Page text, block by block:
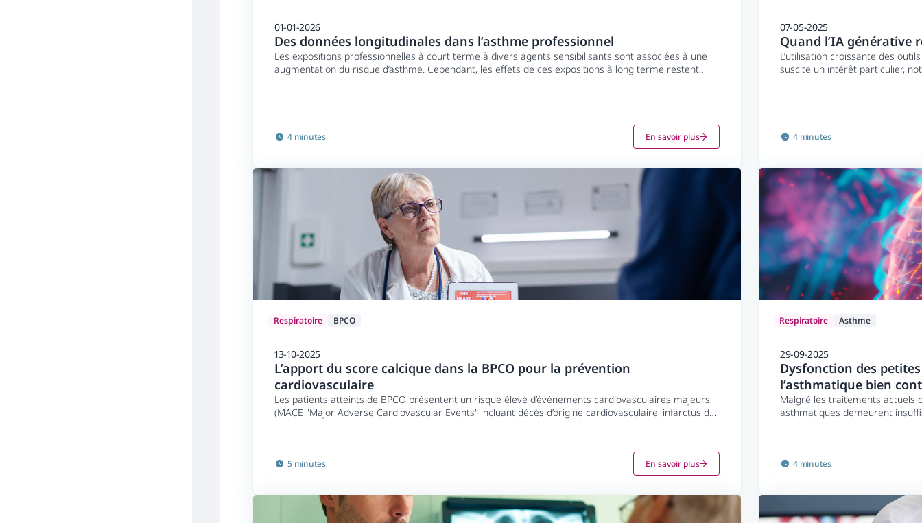
01-01-2026
Des données longitudinales dans l’asthme professionnel
Les expositions professionnelles à court terme à divers agents sensibilisants sont associées à une
augmentation du risque d’asthme. Cependant, les effets de ces expositions à long terme restent
4 minutes En savoir plus
07-05-2025
Quand l’IA générative
L’utilisation croissante des
suscite un intérêt particulier,
4 minutes
Respiratoire BPCO
13-10-2025
L’apport du score calcique dans la BPCO pour la prévention
cardiovasculaire
Les patients atteints de BPCO présentent un risque élevé d’événements cardiovasculaires majeurs
(MACE "Major Adverse Cardiovascular Events" incluant décès d’origine cardiovasculaire, infarctus du
5 minutes En savoir plus
Respiratoire Asthme
29-09-2025
Dysfonction des
l’asthmatique bien
Malgré les traitements actuels
asthmatiques demeurent
4 minutes